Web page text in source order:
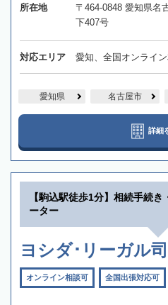
所在地
〒464-0848 愛知県名
下407号
対応エリア 愛知、全国オンライ
愛知県 名古屋市
詳細
【駒込駅徒歩1分】相続手続
ーター
ヨシダ･リーガル
オンライン相談可 全国出張対応可